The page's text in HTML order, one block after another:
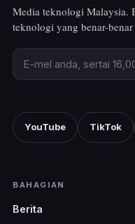
Media teknologi Malaysia.
teknologi yang benar-
YouTube TikTok
BAHAGIAN
Berita